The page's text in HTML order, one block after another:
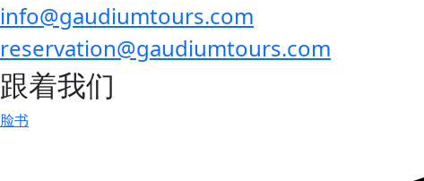
info@gaudiumtours.com
reservation@gaudiumtours.com
跟着我们
脸书